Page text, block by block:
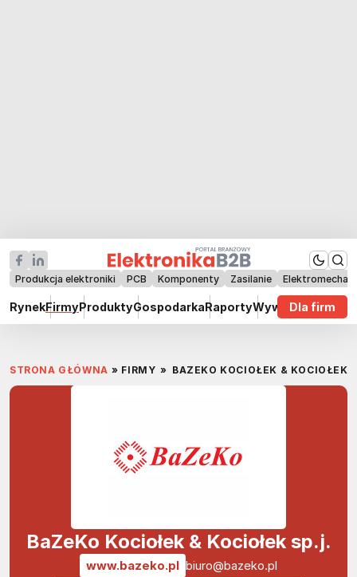
Produkcja elektroniki PCB Komponenty Zasilanie
RynekFirmyProduktyGospodarkaRaportyWywiadyDla firm
STRONA GŁÓWNA » FIRMY » BAZEKO KOCIOŁEK & KOCIOŁEK
BaZeKo Kociołek & Kociołek sp.j.
www.bazeko.pl biuro@bazeko.pl